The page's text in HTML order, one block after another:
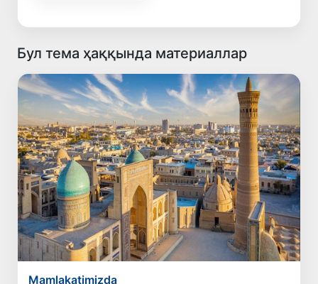
Бул тема ҳаққында материаллар
Mamlakatimizda